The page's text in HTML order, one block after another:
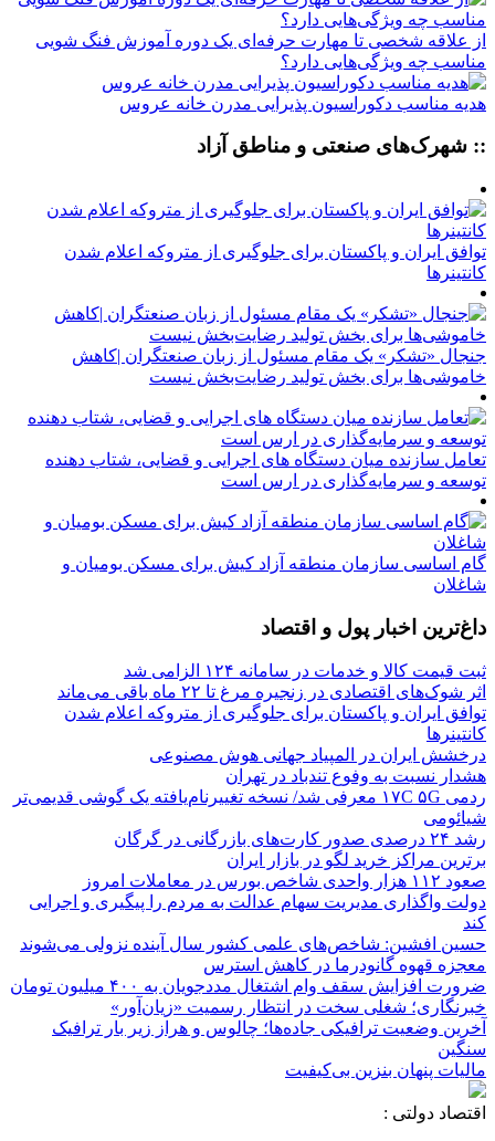
از علاقه شخصی تا مهارت حرفه‌ای یک دوره آموزش فنگ شویی
مناسب چه ویژگی‌هایی دارد؟
هدیه مناسب دکوراسیون پذیرایی مدرن خانه عروس
:: شهرک‌های صنعتی و مناطق آزاد
توافق ایران و پاکستان برای جلوگیری از متروکه اعلام شدن
کانتینرها
جنجال «تشکر» یک مقام مسئول از زبان صنعتگران |کاهش
خاموشی‌ها برای بخش تولید رضایت‌بخش نیست
تعامل سازنده میان دستگاه‌ های اجرایی و قضایی، شتاب‌ دهنده
توسعه و سرمایه‌گذاری در ارس است
گام اساسی سازمان منطقه آزاد کیش برای مسکن بومیان و
شاغلان
داغ‌ترین اخبار پول و اقتصاد
ثبت قیمت کالا و خدمات در سامانه ۱۲۴ الزامی شد
اثر شوک‌های اقتصادی در زنجیره مرغ تا ۲۲ ماه باقی می‌ماند
توافق ایران و پاکستان برای جلوگیری از متروکه اعلام شدن
کانتینرها
درخشش ایران در المپیاد جهانی هوش مصنوعی
هشدار نسبت به وفوع تندباد در تهران
ردمی ۱۷C ۵G معرفی شد/ نسخه تغییرنام‌یافته یک گوشی قدیمی‌تر
شیائومی
رشد ۲۴ درصدی صدور کارت‌های بازرگانی در گرگان
برترین مراکز خرید لگو در بازار ایران
صعود ۱۱۲ هزار واحدی شاخص بورس در معاملات امروز
دولت واگذاری مدیریت سهام عدالت به مردم را پیگیری و اجرایی
کند
حسین افشین: شاخص‌های علمی کشور سال آینده نزولی می‌شوند
معجزه قهوه گانودرما در کاهش استرس
ضرورت افزایش سقف وام اشتغال مددجویان به ۴۰۰ میلیون تومان
خبرنگاری؛ شغلی سخت در انتظار رسمیت «زیان‌آور»
آخرین وضعیت ترافیکی جاده‌ها؛ چالوس و هراز زیر بار ترافیک
سنگین
مالیات پنهان بنزین بی‌کیفیت
اقتصاد دولتی :